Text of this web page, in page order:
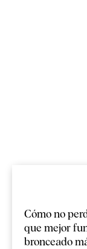
Cómo no
que mejor
bronceado